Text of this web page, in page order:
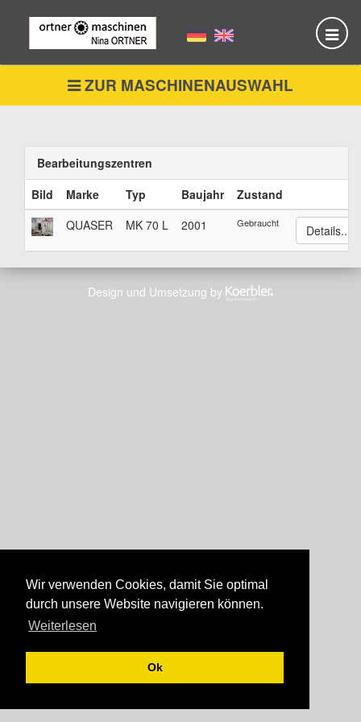
Wir verwenden Cookies, damit Sie optimal
durch unsere Website navigieren können.
Weiterlesen
Ok
ZUR MASCHINENAUSWAHL
Bearbeitungszentren
Bild
Marke Typ Baujahr
Zustand
QUASER
MK 70 L 2001 Gebraucht Details...
Design und Umsetzung by